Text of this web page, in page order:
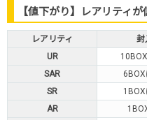
【値下がり】レアリティ
レアリティ 封
UR
SAR
SR
AR